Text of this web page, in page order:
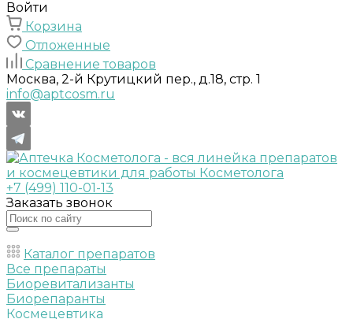
Войти
Корзина
Отложенные
Сравнение товаров
Москва, 2-й Крутицкий пер., д.18, стр. 1
info@aptcosm.ru
+7 (499) 110-01-13
Заказать звонок
Каталог препаратов
Все препараты
Биоревитализанты
Биорепаранты
Космецевтика